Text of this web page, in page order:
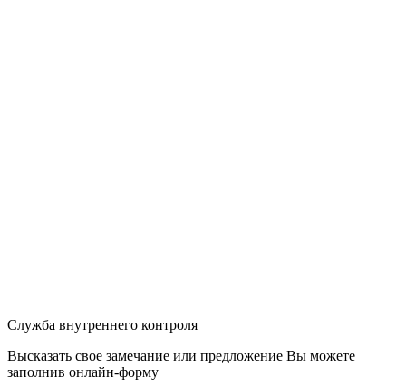
Служба внутреннего контроля
Высказать свое замечание или предложение Вы можете
заполнив онлайн-форму